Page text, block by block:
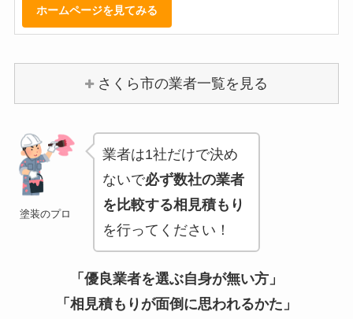
ホームページを見てみる
さくら市の業者一覧を見る
塗装のプロ
業者は1社だけで決め
ないで必ず数社の業者
を比較する相見積もり
を行ってください！
「優良業者を選ぶ自身が無い方」
「相見積もりが面倒に思われるかた」